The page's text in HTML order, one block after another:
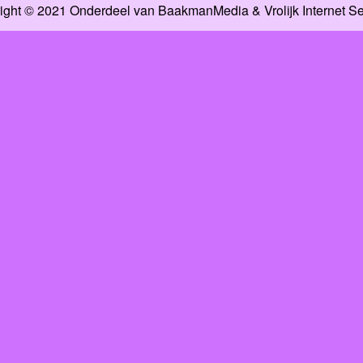
© 2021 Onderdeel van BaakmanMedia& Vrolijk Internet